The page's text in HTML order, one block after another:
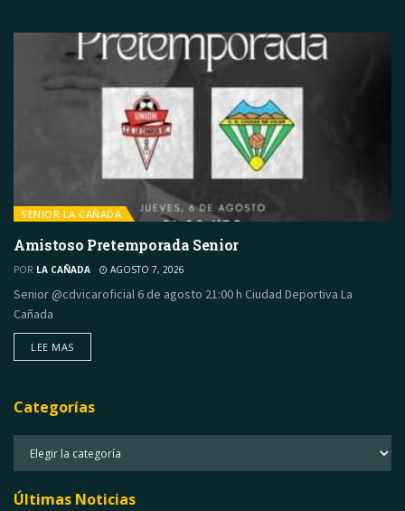
SENIOR LA CAÑADA
Amistoso Pretemporada Senior
POR LA CAÑADA AGOSTO 7, 2026
Senior @cdvicaroficial 6 de agosto 21:00 h Ciudad Deportiva La
Cañada
LEE MAS
Categorías
Categorías
Últimas Noticias